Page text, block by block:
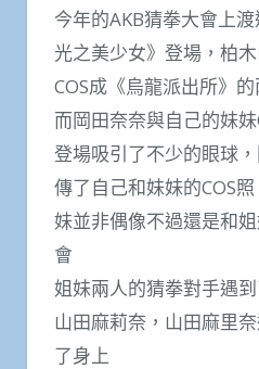
今年的AKB猜拳大會上
光之美少女》登場，柏
COS成《烏龍派出所》
而岡田奈奈與自己的妹
登場吸引了不少的眼球
傳了自己和妹妹的COS
妹並非偶像不過還是和
會
姐妹兩人的猜拳對手遇
山田麻莉奈，山田麻里
了身上